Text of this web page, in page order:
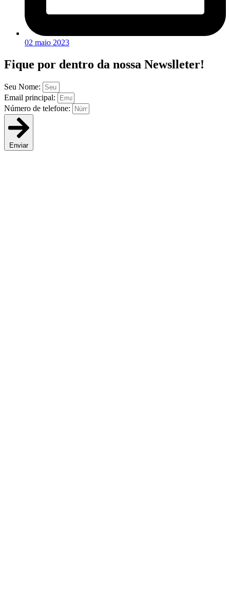
02 maio 2023
Fique por dentro da nossa Newslleter!
Seu Nome:
Email principal:
Número de telefone:
Enviar